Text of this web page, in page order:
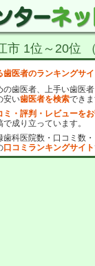
市 1位～20位
歯医者のランキングサイ
歯医者、上手い歯医
安い歯医者を検索できま
ミ・評判・レビューを
成り立っています。
科医院数・口コミ数
口コミランキングサイト